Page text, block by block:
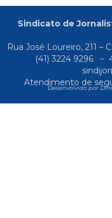
Sindicato de
Rua José Loureiro, 211 –
(41) 3224 9296
–
Atendimento de
Desenvolvido por